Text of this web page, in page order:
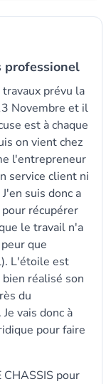
professionel
prévu la
Novembre et il
est à chaque
on vient chez
l'entrepreneur
service client ni
suis donc a
récupérer
le travail n'a
que
L'étoile est
réalisé son
du
vais donc à
pour faire
CHASSIS pour